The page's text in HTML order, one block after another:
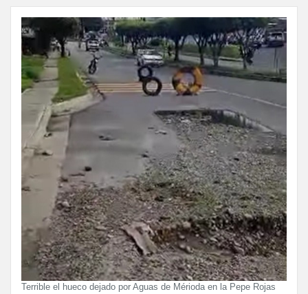
Terrible el hueco dejado por Aguas de Mérioda en la Pepe Rojas